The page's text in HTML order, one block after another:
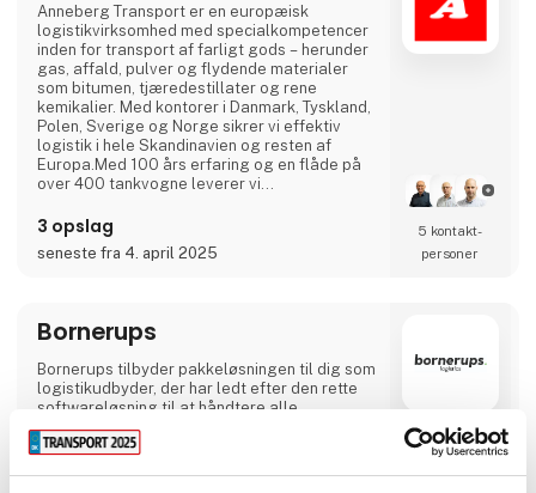
Anneberg Transport er en europæisk
logistikvirksomhed med specialkompetencer
inden for transport af farligt gods – herunder
gas, affald, pulver og flydende materialer
som bitumen, tjæredestillater og rene
kemikalier. Med kontorer i Danmark, Tyskland,
Polen, Sverige og Norge sikrer vi effektiv
logistik i hele Skandinavien og resten af
Europa.Med 100 års erfaring og en flåde på
over 400 tankvogne leverer vi
tilpasser udstyret til kundens behov – og ikke
omvendt. Hos Anneberg prioriterer vi
langvarige partnerskaber og sætter altid
3 opslag
seneste fra 4. april 2025
5 kontakt­
personer
Bornerups
Bornerups tilbyder pakkeløsningen til dig som
logistikudbyder, der har ledt efter den rette
softwareløsning til at håndtere alle
nødvendige funktioner inden for
forsendelsesprocessen. Vi tilbyder dig en